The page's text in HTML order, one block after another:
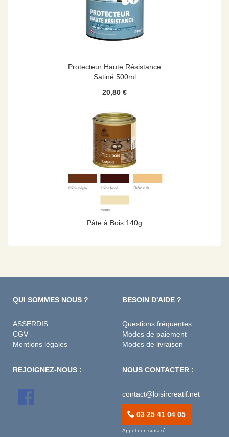
Protecteur Haute Résistance
Satiné 500ml
20,80 €
Pâte à Bois 140g
QUI SOMMES NOUS ?
ASSERDIS
CGV
Mentions légales
BESOIN D'AIDE ?
Questions fréquentes
Modes de paiement
Modes de livraison
REJOIGNEZ-NOUS : NOUS CONTACTER :
contact@loisircreatif.net
03 25 41 04 05
Appel non surtaxé